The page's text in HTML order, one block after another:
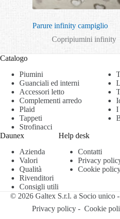
Parure infinity campiglio
Copripiumini infinity
Catalogo
Piumini
Guanciali ed interni
Accessori letto
Complementi arredo
Plaid
I
Tappeti
Strofinacci
Daunex
Azienda
Valori
Qualità
Rivenditori
Consigli utili
Help desk
Contatti
Privacy
Cookie
© 2026 Galtex S.r.l. a Socio unico
Privacy policy- Cookie